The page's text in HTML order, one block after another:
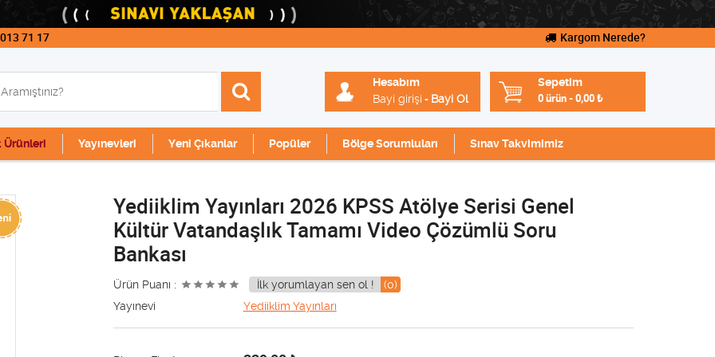
71 17 Kargom Nerede?
Sepetim
0 ürün - 0,00 ₺
Hesabım
Bayi girişi - Bayi Ol
Ürünleri Yayınevleri Yeni Çıkanlar Popüler Bölge Sorumluları Sınav Takvimimiz
Yediiklim Yayınları 2026 KPSS Atölye Serisi Genel
Kültür Vatandaşlık Tamamı Video Çözümlü Soru
Bankası
Ürün Puanı : İlk yorumlayan sen ol !
(0)
Yayınevi
Yediiklim Yayınları